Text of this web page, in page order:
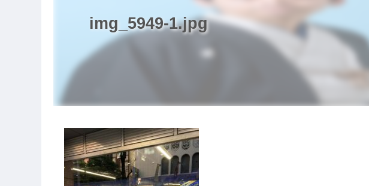
img_5949-1.jpg